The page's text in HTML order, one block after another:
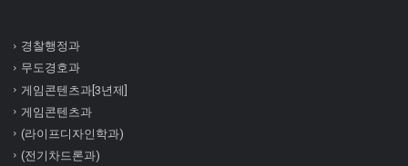
경찰행정과
무도경호과
게임콘텐츠과[3년제]
게임콘텐츠과
(라이프디자인학과)
(전기차드론과)